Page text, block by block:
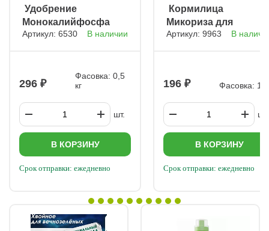
ㅤ Удобрение
Монокалийфосфат
Артикул: 6530 В наличии
296
Фасовка: 0,5
кг
шт.
В КОРЗИНУ
Срок отправки: ежедневно
ㅤ Кормилица
Микориза для
корней
Артикул: 9963 В
196 Фасовка: 1 л
шт.
В КОРЗИНУ
Срок отправки: ежедневно